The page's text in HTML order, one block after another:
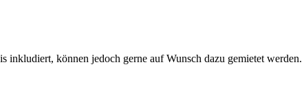
inkludiert, können jedoch gerne auf Wunsch dazu gemietet werden.